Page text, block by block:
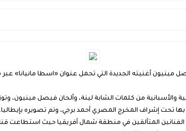
مينيون أغنيته الجديدة التي تحمل عنوان «اسطا مانيانا»
والأسبانية من كلمات الشابة لينة، وألحان فيصل مينيون،
تحت إشراف المخرج المصري أحمد برجي، وتم تصويره بإيطاليا.
المتألقين في منطقة شمال أفريقيا حيث استطاعت